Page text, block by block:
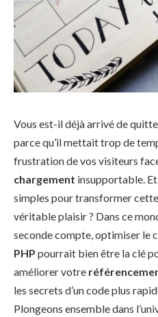
Vous est-il déjà arrivé de
parce qu’il mettait trop de
frustration de vos visiteurs
chargement insupportable.
simples pour transformer
véritable plaisir ? Dans ce
seconde compte, optimiser le
PHP pourrait bien être la clé
améliorer votre
les secrets d’un code plus
Plongeons ensemble dans